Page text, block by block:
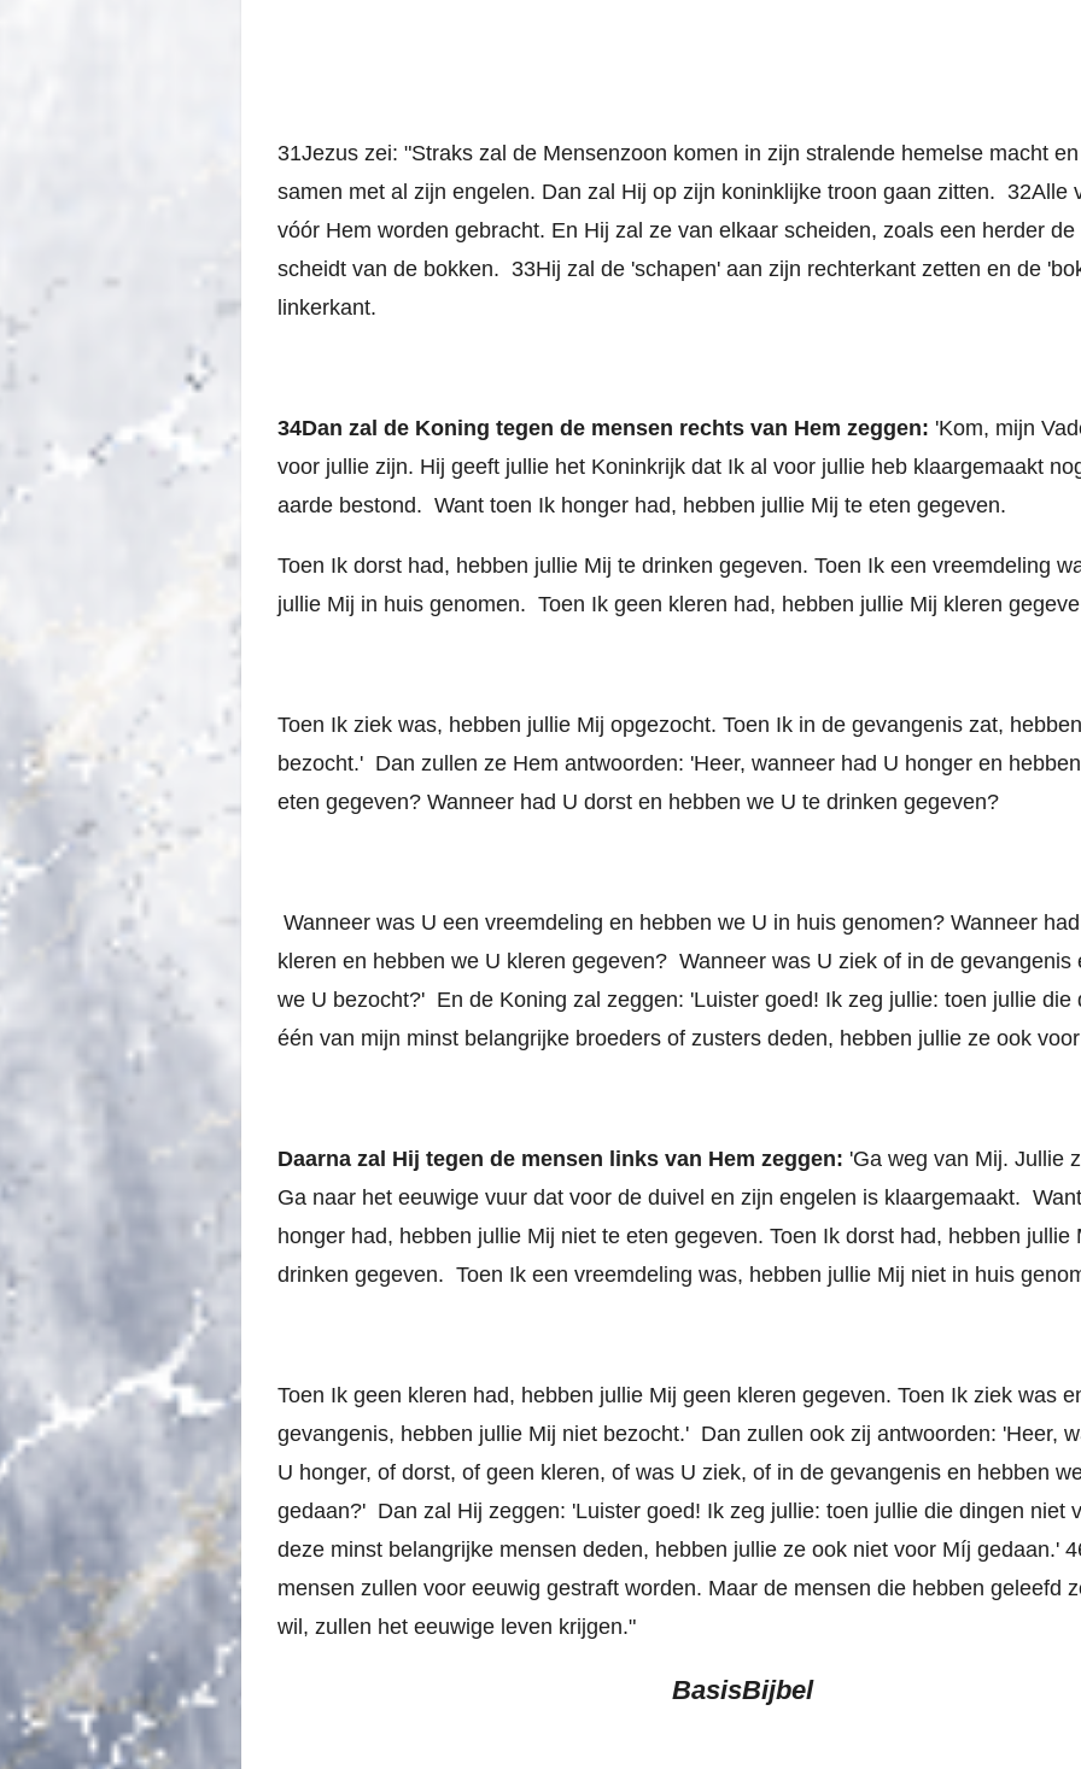
31Jezus zei: "Straks zal de Mensenzoon komen in zijn stralende hemelse macht
samen met al zijn engelen. Dan zal Hij op zijn koninklijke troon gaan zitten. 32Alle
vóór Hem worden gebracht. En Hij zal ze van elkaar scheiden, zoals een herder de
scheidt van de bokken. 33Hij zal de 'schapen' aan zijn rechterkant zetten en de
linkerkant.
34Dan zal de Koning tegen de mensen rechts van Hem zeggen: 'Kom, mijn
voor jullie zijn. Hij geeft jullie het Koninkrijk dat Ik al voor jullie heb klaargemaakt
aarde bestond. Want toen Ik honger had, hebben jullie Mij te eten gegeven.
Toen Ik dorst had, hebben jullie Mij te drinken gegeven. Toen Ik een vreemdeling
jullie Mij in huis genomen. Toen Ik geen kleren had, hebben jullie Mij kleren
Toen Ik ziek was, hebben jullie Mij opgezocht. Toen Ik in de gevangenis zat,
bezocht.' Dan zullen ze Hem antwoorden: 'Heer, wanneer had U honger en
eten gegeven? Wanneer had U dorst en hebben we U te drinken gegeven?
Wanneer was U een vreemdeling en hebben we U in huis genomen? Wanneer
kleren en hebben we U kleren gegeven? Wanneer was U ziek of in de gevangenis
we U bezocht?' En de Koning zal zeggen: 'Luister goed! Ik zeg jullie: toen jullie die
één van mijn minst belangrijke broeders of zusters deden, hebben jullie ze ook
Daarna zal Hij tegen de mensen links van Hem zeggen: 'Ga weg van Mij. Jullie
Ga naar het eeuwige vuur dat voor de duivel en zijn engelen is klaargemaakt.
honger had, hebben jullie Mij niet te eten gegeven. Toen Ik dorst had, hebben jullie
drinken gegeven. Toen Ik een vreemdeling was, hebben jullie Mij niet in huis
Toen Ik geen kleren had, hebben jullie Mij geen kleren gegeven. Toen Ik ziek was
gevangenis, hebben jullie Mij niet bezocht.' Dan zullen ook zij antwoorden: 'Heer,
U honger, of dorst, of geen kleren, of was U ziek, of in de gevangenis en hebben
gedaan?' Dan zal Hij zeggen: 'Luister goed! Ik zeg jullie: toen jullie die dingen niet
deze minst belangrijke mensen deden, hebben jullie ze ook niet voor Míj gedaan.'
mensen zullen voor eeuwig gestraft worden. Maar de mensen die hebben geleefd
wil, zullen het eeuwige leven krijgen."
BasisBijbel